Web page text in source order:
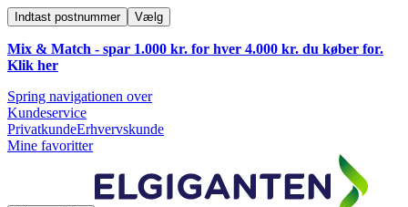
Indtast postnummer Vælg
Mix & Match - spar 1.000 kr. for hver 4.000 kr. du køber for.
Klik her
Spring navigationen over
Kundeservice
PrivatkundeErhvervskunde
Mine favoritter